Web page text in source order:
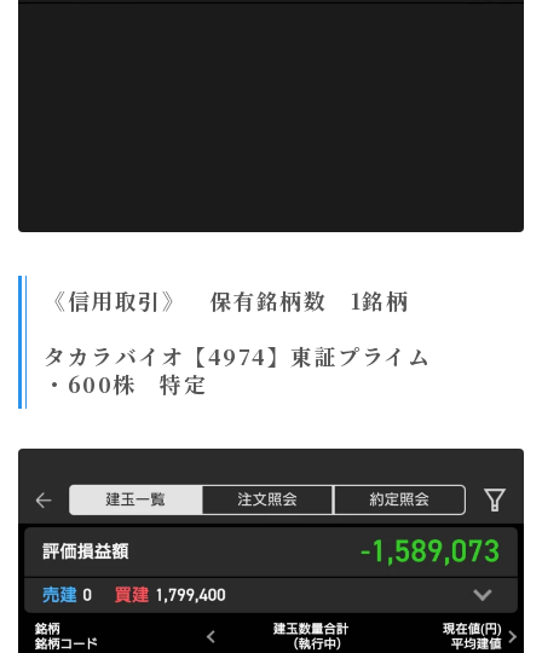
《信用取引》 保有銘柄数 1銘柄
タカラバイオ【4974】東証プライム
・600株 特定